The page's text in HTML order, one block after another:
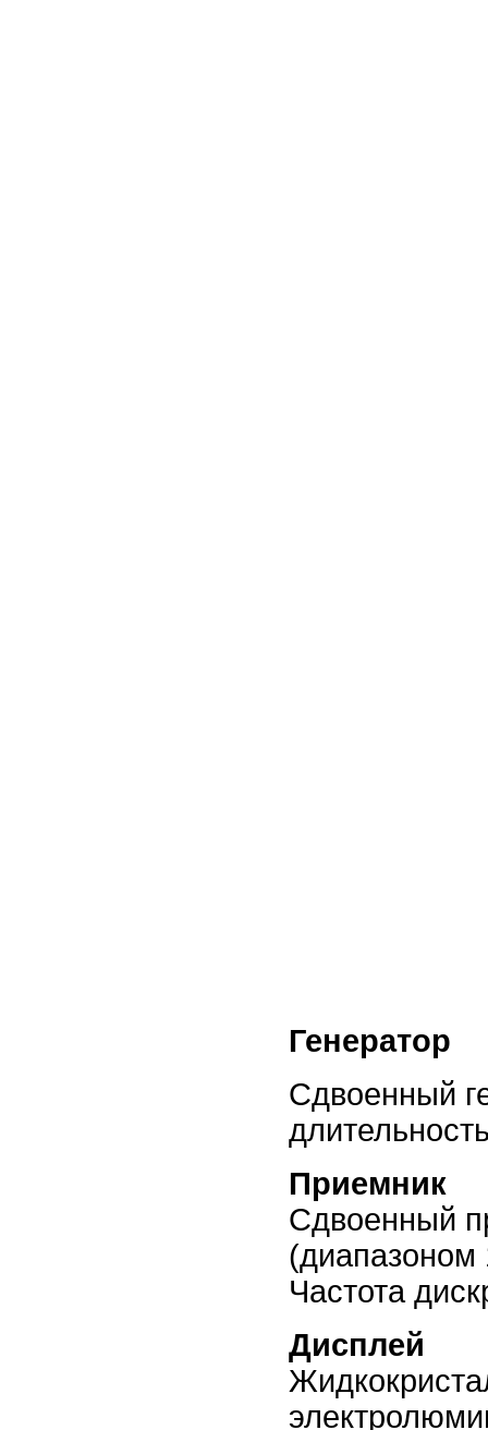
Генератор
Сдвоенный
Приемник
Сдвоенный
(диапазоном
Частота
Дисплей